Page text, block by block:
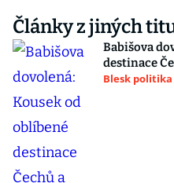
Články z jiných
Babišova
destinace
Blesk politika